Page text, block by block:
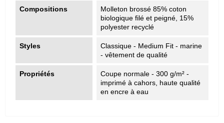
Compositions
Molleton brossé 85% coton
biologique filé et peigné, 15%
polyester recyclé
Styles
Classique - Medium Fit - marine
- vêtement de qualité
Propriétés
Coupe normale - 300 g/m² -
imprimé à cahors, haute qualité
en encre à eau